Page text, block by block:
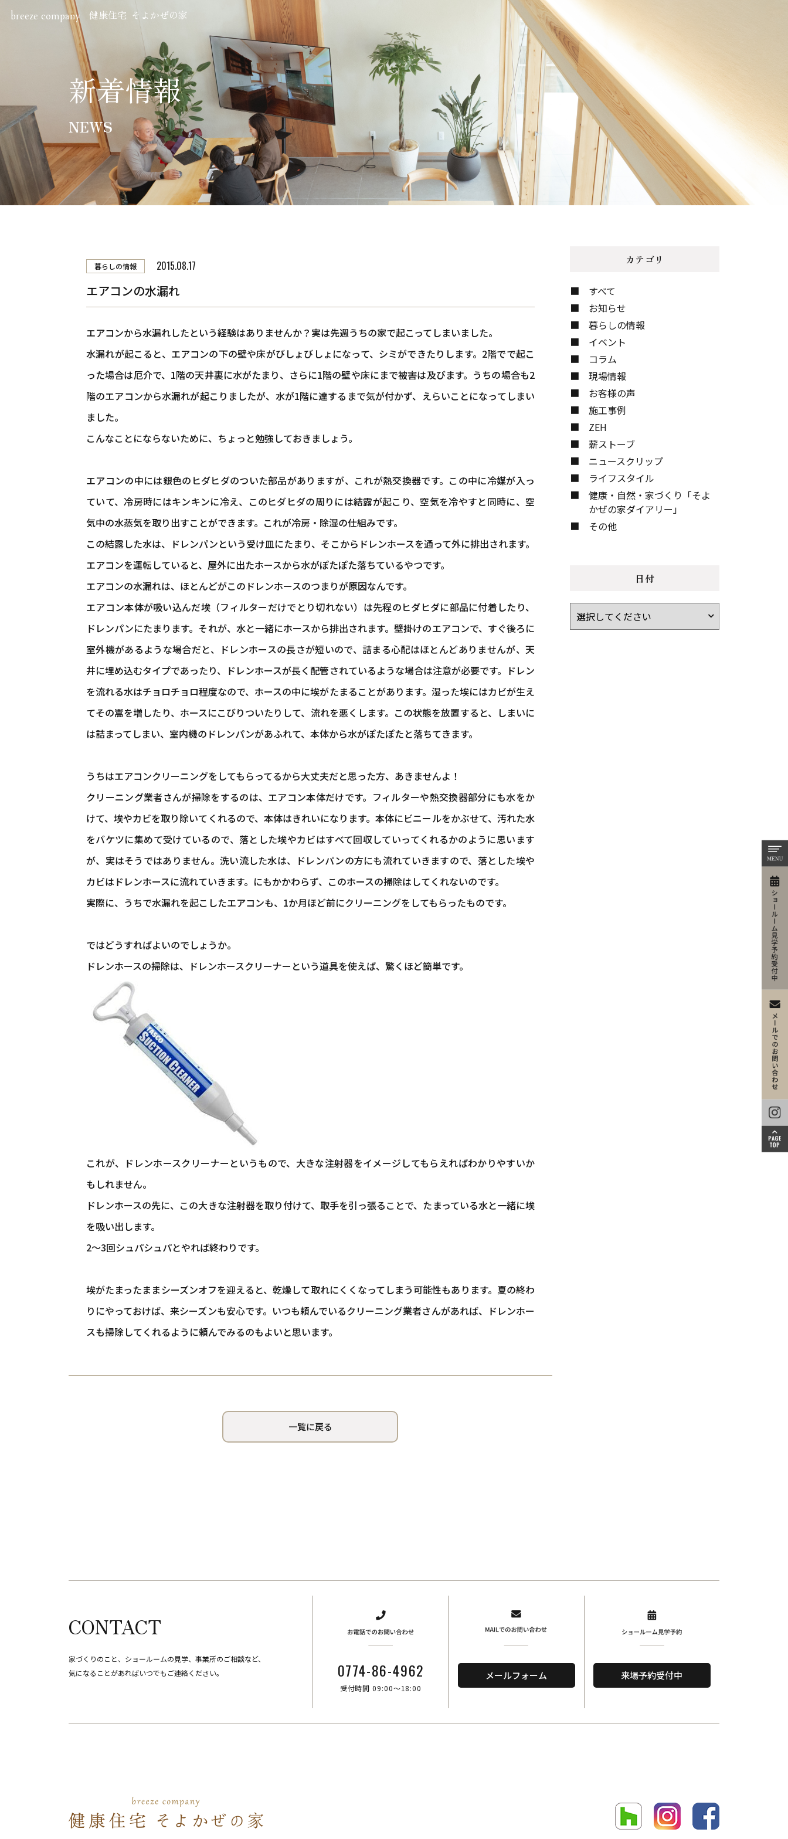
breeze company 健康住宅 そよかぜの家
Home
ホーム
About Us
私たちについて
Reason
選ばれる理由
Performance
住宅性能
Order House
注文住宅
Works
施工事例
Show Room
ショールーム
FAQ
よくある質問
Topics
トピックス
Contact
新着情報
NEWS
暮らしの情報 2015.08.17
エアコンの水漏れ
エアコンから水漏れしたという経験はありませんか？実は先週うちの家で起こってしまいました。
水漏れが起こると、エアコンの下の壁や床がびしょびしょになって、シミができたりします。2階でで起こ
った場合は厄介で、1階の天井裏に水がたまり、さらに1階の壁や床にまで被害は及びます。うちの場合も2
階のエアコンから水漏れが起こりましたが、水が1階に達するまで気が付かず、えらいことになってしまい
ました。
こんなことにならないために、ちょっと勉強しておきましょう。
エアコンの中には銀色のヒダヒダのついた部品がありますが、これが熱交換器です。この中に冷媒が入っ
ていて、冷房時にはキンキンに冷え、このヒダヒダの周りには結露が起こり、空気を冷やすと同時に、空
気中の水蒸気を取り出すことができます。これが冷房・除湿の仕組みです。
この結露した水は、ドレンパンという受け皿にたまり、そこからドレンホースを通って外に排出されます。
エアコンを運転していると、屋外に出たホースから水がぽたぽた落ちているやつです。
エアコンの水漏れは、ほとんどがこのドレンホースのつまりが原因なんです。
エアコン本体が吸い込んだ埃（フィルターだけでとり切れない）は先程のヒダヒダに部品に付着したり、
ドレンパンにたまります。それが、水と一緒にホースから排出されます。壁掛けのエアコンで、すぐ後ろに
室外機があるような場合だと、ドレンホースの長さが短いので、詰まる心配はほとんどありませんが、天
井に埋め込むタイプであったり、ドレンホースが長く配管されているような場合は注意が必要です。ドレン
を流れる水はチョロチョロ程度なので、ホースの中に埃がたまることがあります。湿った埃にはカビが生え
てその嵩を増したり、ホースにこびりついたりして、流れを悪くします。この状態を放置すると、しまいに
は詰まってしまい、室内機のドレンパンがあふれて、本体から水がぽたぽたと落ちてきます。
うちはエアコンクリーニングをしてもらってるから大丈夫だと思った方、あきませんよ！
クリーニング業者さんが掃除をするのは、エアコン本体だけです。フィルターや熱交換器部分にも水をか
けて、埃やカビを取り除いてくれるので、本体はきれいになります。本体にビニールをかぶせて、汚れた水
をバケツに集めて受けているので、落とした埃やカビはすべて回収していってくれるかのように思います
が、実はそうではありません。洗い流した水は、ドレンパンの方にも流れていきますので、落とした埃や
カビはドレンホースに流れていきます。にもかかわらず、このホースの掃除はしてくれないのです。
実際に、うちで水漏れを起こしたエアコンも、1か月ほど前にクリーニングをしてもらったものです。
ではどうすればよいのでしょうか。
ドレンホースの掃除は、ドレンホースクリーナーという道具を使えば、驚くほど簡単です。
これが、ドレンホースクリーナーというもので、大きな注射器をイメージしてもらえればわかりやすいか
もしれません。
ドレンホースの先に、この大きな注射器を取り付けて、取手を引っ張ることで、たまっている水と一緒に埃
を吸い出します。
2～3回シュパシュパとやれば終わりです。
埃がたまったままシーズンオフを迎えると、乾燥して取れにくくなってしまう可能性もあります。夏の終わ
りにやっておけば、来シーズンも安心です。いつも頼んでいるクリーニング業者さんがあれば、ドレンホー
スも掃除してくれるように頼んでみるのもよいと思います。
一覧に戻る
カテゴリ
すべて
お知らせ
暮らしの情報
イベント
コラム
現場情報
お客様の声
施工事例
ZEH
薪ストーブ
ニュースクリップ
ライフスタイル
健康・自然・家づくり「そよ
かぜの家ダイアリー」
その他
日付
CONTACT
家づくりのこと、ショールームの見学、事業所のご相談など、
​​​​​​​気になることがあればいつでもご連絡ください。
0774-86-4962
受付時間 09:00～18:00
メールフォーム 来場予約受付中